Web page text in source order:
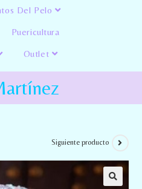
Del Pelo
Puericultura
Outlet
Siguiente producto